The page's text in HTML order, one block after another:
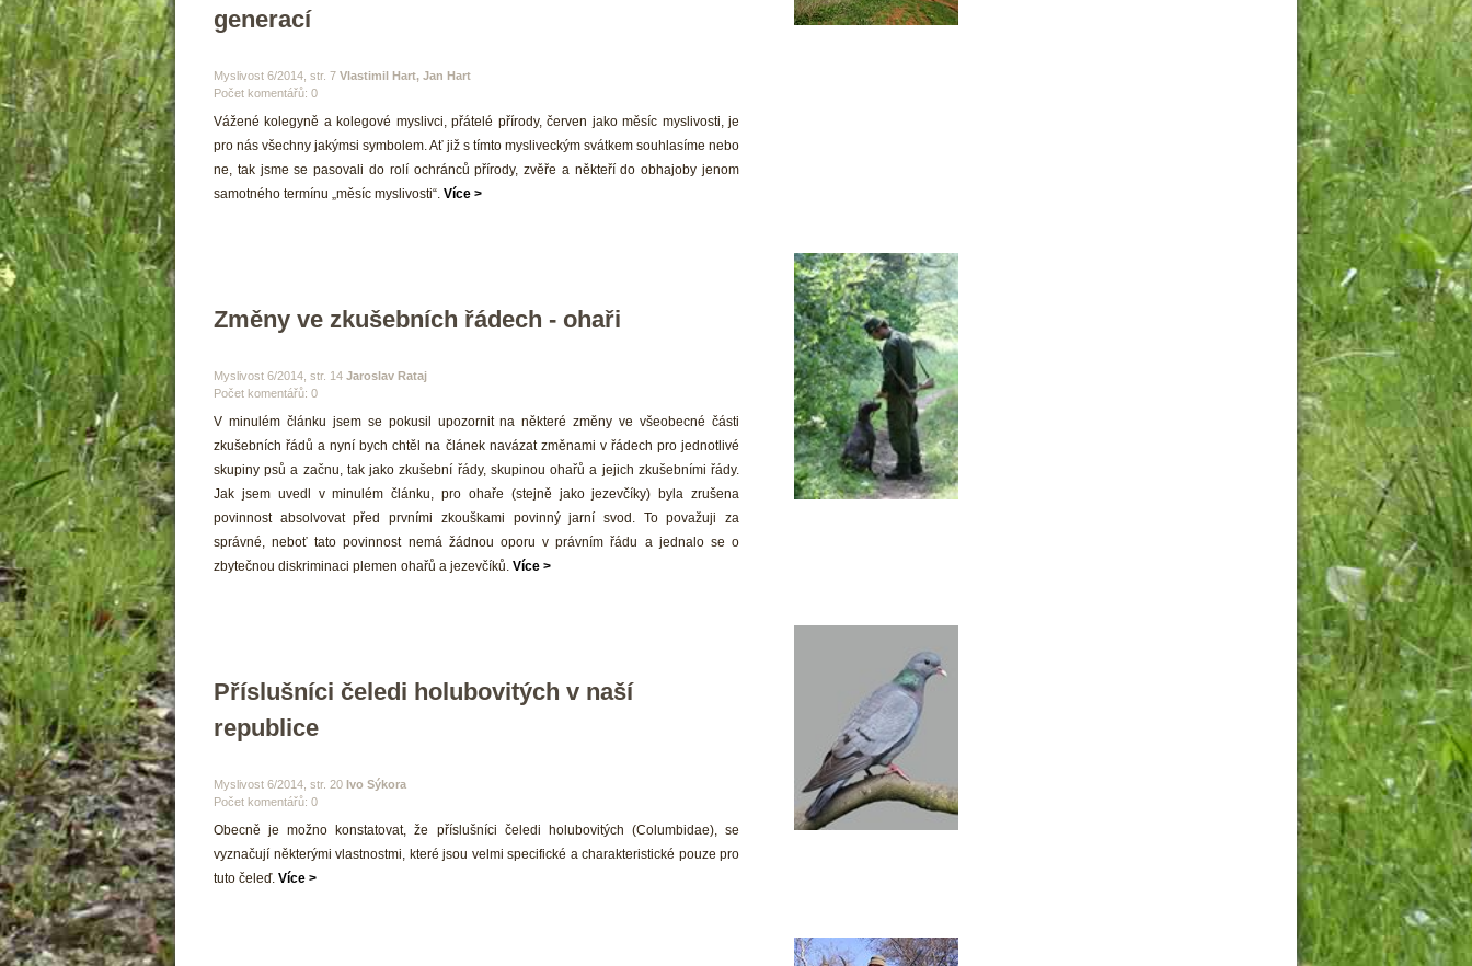
generací
Myslivost 6/2014, str. 7 Vlastimil Hart, Jan Hart
Počet komentářů: 0
Vážené kolegyně a kolegové myslivci, přátelé přírody, červen jako měsíc myslivosti, je
pro nás všechny jakýmsi symbolem. Ať již s tímto mysliveckým svátkem souhlasíme nebo
ne, tak jsme se pasovali do rolí ochránců přírody, zvěře a někteří do obhajoby jenom
amotného termínu „měsíc myslivosti“. Více >
Změny ve zkušebních řádech - ohaři
Myslivost 6/2014, str. 14 Jaroslav Rataj
Počet komentářů: 0
V minulém článku jsem se pokusil upozornit na některé změny ve všeobecné části
zkušebních řádů a nyní bych chtěl na článek navázat změnami v řádech pro jednotlivé
kupiny psů a začnu, tak jako zkušební řády, skupinou ohařů a jejich zkušebními řády.
Jak jsem uvedl v minulém článku, pro ohaře (stejně jako jezevčíky) byla zrušena
povinnost absolvovat před prvními zkouškami povinný jarní svod. To považuji za
právné, neboť tato povinnost nemá žádnou oporu v právním řádu a jednalo se o
zbytečnou diskriminaci plemen ohařů a jezevčíků. Více >
Příslušníci čeledi holubovitých v naší
republice
Myslivost 6/2014, str. 20 Ivo Sýkora
Počet komentářů: 0
Obecně je možno konstatovat, že příslušníci čeledi holubovitých (Columbidae), se
vyznačují některými vlastnostmi, které jsou velmi specifické a charakteristické pouze pro
tuto čeleď. Více >